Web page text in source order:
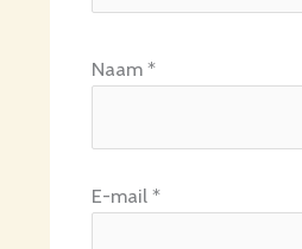
Naam *
E-mail *